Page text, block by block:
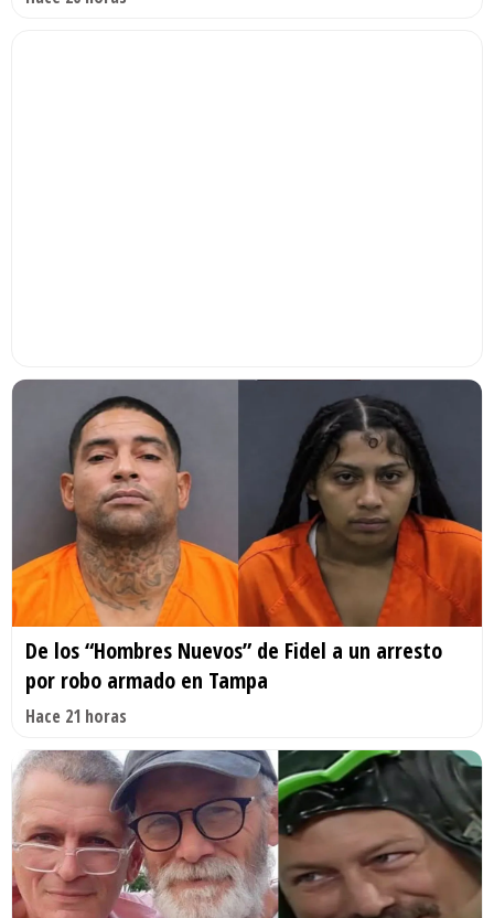
De los “Hombres Nuevos” de Fidel a un arresto
por robo armado en Tampa
Hace 21 horas